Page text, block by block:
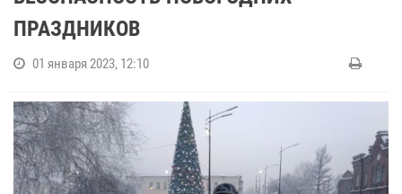
ПРАЗДНИКОВ
01 января 2023, 12:10